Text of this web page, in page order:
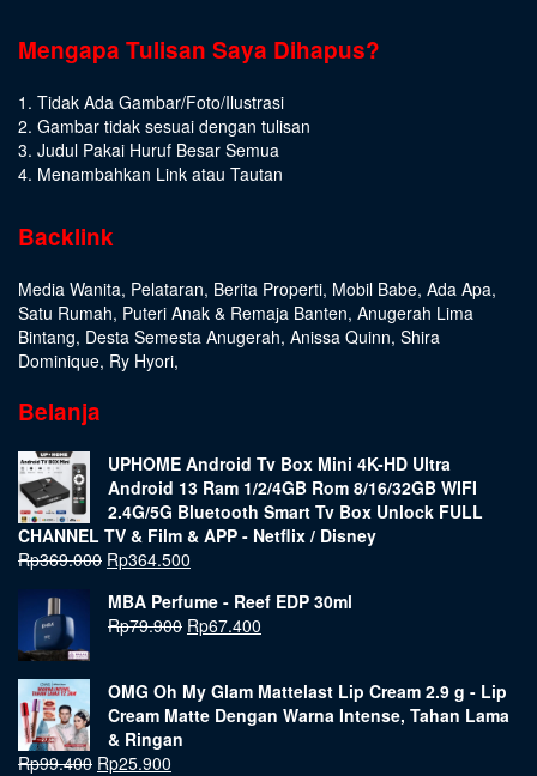
Mengapa Tulisan Saya Dihapus?
1. Tidak Ada Gambar/Foto/Ilustrasi
2. Gambar tidak sesuai dengan tulisan
3. Judul Pakai Huruf Besar Semua
4. Menambahkan Link atau Tautan
Backlink
Media Wanita, Pelataran, Berita Properti, Mobil Babe, Ada Apa,
Satu Rumah, Puteri Anak & Remaja Banten, Anugerah Lima
Bintang, Desta Semesta Anugerah, Anissa Quinn, Shira
Dominique, Ry Hyori,
Belanja
UPHOME Android Tv Box Mini 4K-HD Ultra
Android 13 Ram 1/2/4GB Rom 8/16/32GB WIFI
2.4G/5G Bluetooth Smart Tv Box Unlock FULL
CHANNEL TV & Film & APP - Netflix / Disney
Rp369.000 Rp364.500
MBA Perfume - Reef EDP 30ml
Rp79.900 Rp67.400
OMG Oh My Glam Mattelast Lip Cream 2.9 g - Lip
Cream Matte Dengan Warna Intense, Tahan Lama
& Ringan
Rp99.400 Rp25.900